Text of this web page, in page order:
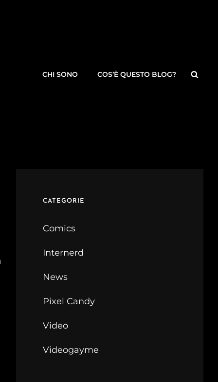
CHI SONO COS’È QUESTO BLOG?
CATEGORIE
Comics
Internerd
News
Pixel Candy
Video
Videogayme